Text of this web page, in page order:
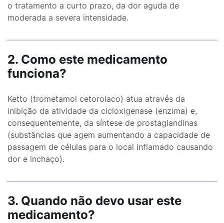
o tratamento a curto prazo, da dor aguda de
moderada a severa intensidade.
2. Como este medicamento
funciona?
Ketto (trometamol cetorolaco) atua através da
inibição da atividade da cicloxigenase (enzima) e,
consequentemente, da síntese de prostaglandinas
(substâncias que agem aumentando a capacidade de
passagem de células para o local inflamado causando
dor e inchaço).
3. Quando não devo usar este
medicamento?